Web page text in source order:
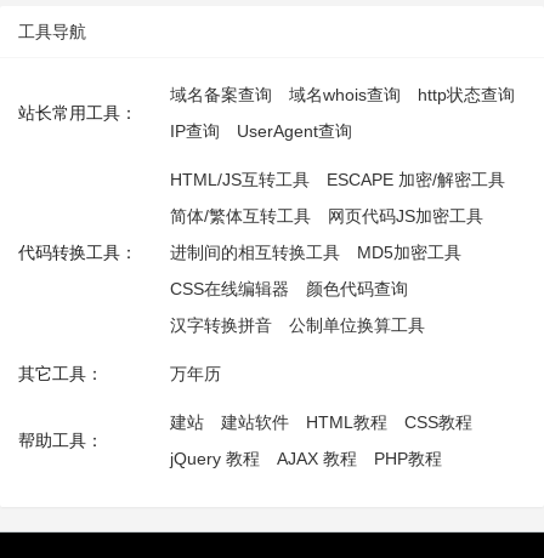
工具导航
站长常用工具：
域名备案查询 域名whois查询
http状态查询
IP查询
UserAgent查询
代码转换工具：
HTML/JS互转工具
ESCAPE 加密/解密工具
简体/繁体互转工具
网页代码JS加密工具
进制间的相互转换工具
MD5加密工具
CSS在线编辑器
颜色代码查询
汉字转换拼音
公制单位换算工具
其它工具： 万年历
帮助工具：
建站 建站软件 HTML教程
CSS教程
jQuery 教程
AJAX 教程 PHP教程